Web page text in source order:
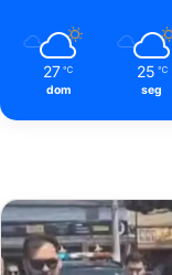
27 ℃
dom
25 ℃
seg